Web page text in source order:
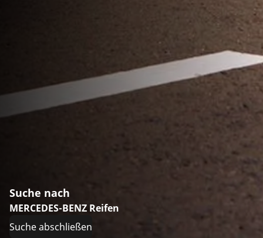
Suche nach
MERCEDES-BENZ Reifen
Suche abschließen